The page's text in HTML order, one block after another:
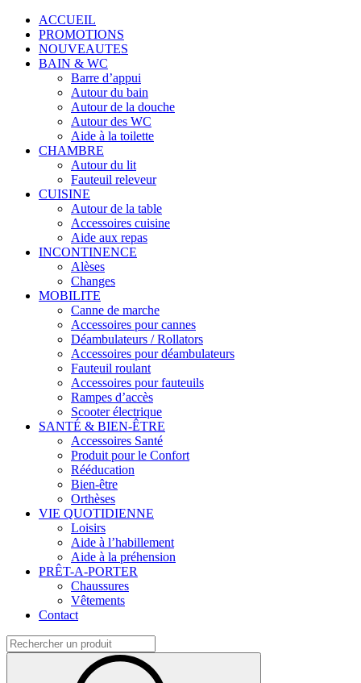
ACCUEIL
PROMOTIONS
NOUVEAUTES
BAIN & WC
Barre d’appui
Autour du bain
Autour de la douche
Autour des WC
Aide à la toilette
CHAMBRE
Autour du lit
Fauteuil releveur
CUISINE
Autour de la table
Accessoires cuisine
Aide aux repas
INCONTINENCE
Alèses
Changes
MOBILITE
Canne de marche
Accessoires pour cannes
Déambulateurs / Rollators
Accessoires pour déambulateurs
Fauteuil roulant
Accessoires pour fauteuils
Rampes d’accès
Scooter électrique
SANTÉ & BIEN-ÊTRE
Accessoires Santé
Produit pour le Confort
Rééducation
Bien-être
Orthèses
VIE QUOTIDIENNE
Loisirs
Aide à l’habillement
Aide à la préhension
PRÊT-A-PORTER
Chaussures
Vêtements
Contact